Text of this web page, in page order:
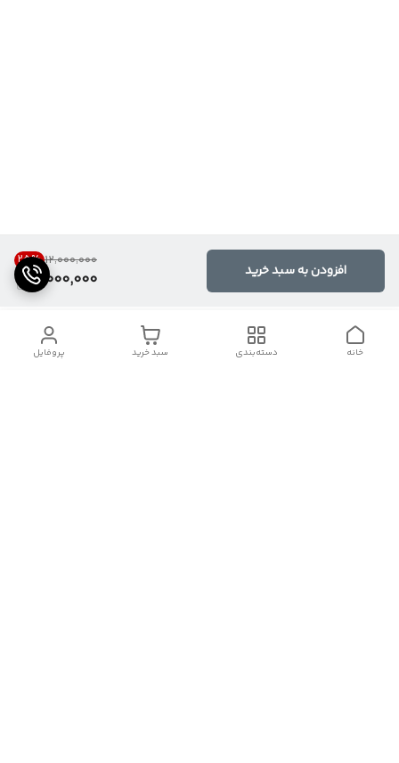
۱۲٬۰۰۰٬۰۰۰ 25%
9,000,000 افزودن به سبد خرید
پروفایل سبد خرید دسته‌بندی خانه